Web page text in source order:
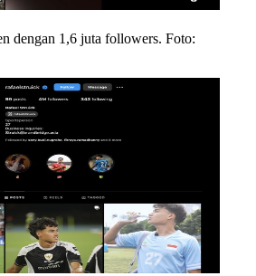
dengan 1,6 juta followers. Foto: